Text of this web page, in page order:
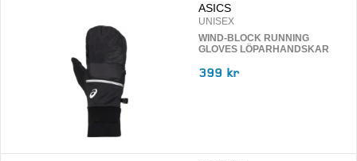
ASICS
UNISEX
WIND-BLOCK RUNNING
GLOVES LÖPARHANDSKAR
399 kr